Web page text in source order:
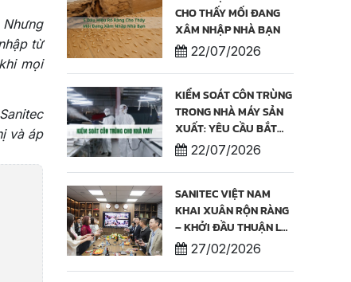
từ
mọi
và áp
CHO THẤY MỐI ĐANG
XÂM NHẬP NHÀ BẠN
22/07/2026
KIỂM SOÁT CÔN TRÙNG
TRONG NHÀ MÁY SẢN
XUẤT: YÊU CẦU BẮT
BUỘC ĐỂ BẢO VỆ CHẤT
LƯỢNG & THƯƠNG
22/07/2026
SANITEC VIỆT NAM
KHAI XUÂN RỘN RÀNG
– KHỞI ĐẦU THUẬN LỢI
NĂM 2026
27/02/2026